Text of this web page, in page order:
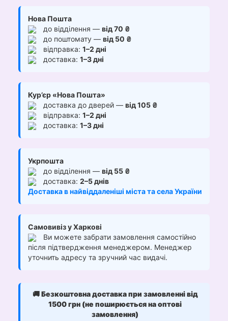
Нова Пошта
до відділення — від 70 ₴
до поштомату — від 50 ₴
відправка: 1–2 дні
доставка: 1–3 дні
Кур’єр «Нова Пошта»
доставка до дверей — від 105 ₴
відправка: 1–2 дні
доставка: 1–3 дні
Укрпошта
до відділення — від 55 ₴
доставка: 2–5 днів
Доставка в найвіддаленіші міста та села України
Самовивіз у Харкові
Ви можете забрати замовлення самостійно
після підтвердження менеджером. Менеджер
уточнить адресу та зручний час видачі.
🚚Безкоштовна доставка при замовленні від
1500 грн (не поширюється на оптові
замовлення)